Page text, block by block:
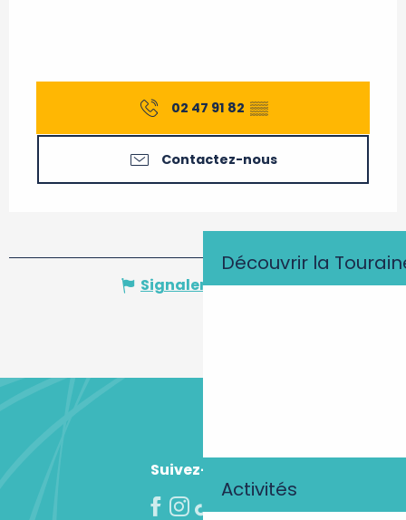
Découvrir la
Activités
02 47 91 82 ▒▒
Contactez-nous
Signaler une erreur
Suivez-nous !